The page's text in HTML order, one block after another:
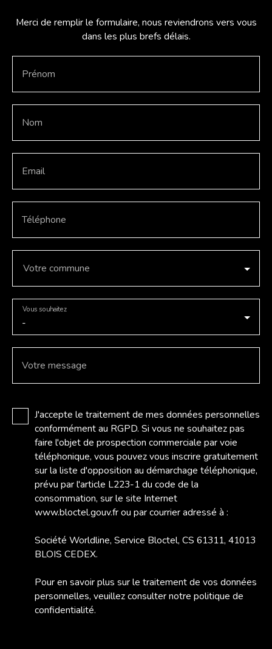
Merci de remplir le formulaire, nous reviendrons vers vous
dans les plus brefs délais.
Prénom
Nom
Email
Téléphone
Votre commune
-
Vous souhaitez
Votre message
J'accepte le traitement de mes données personnelles
conformément au RGPD. Si vous ne souhaitez pas
faire l'objet de prospection commerciale par voie
téléphonique, vous pouvez vous inscrire gratuitement
sur la liste d'opposition au démarchage téléphonique,
prévu par l'article L223-1 du code de la
consommation, sur le site Internet
www.bloctel.gouv.fr ou par courrier adressé à :
Société Worldline, Service Bloctel, CS 61311, 41013
BLOIS CEDEX.
Pour en savoir plus sur le traitement de vos données
personnelles, veuillez consulter notre politique de
confidentialité.